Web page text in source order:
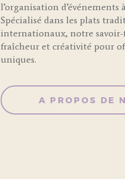
l’organisation d’événements
Spécialisé dans les plats
internationaux, notre
fraîcheur et créativité pour
uniques.
A PROPOS DE